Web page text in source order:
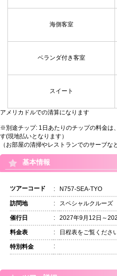
海側客室
ベランダ付き客室
スイート
アメリカドルでの清算になります
※別途チップ: 1日あたりのチップの料金は
す(現地払いとなります）
（お部屋の清掃やレストランでのサーブな
基本情報
ツアーコード : N757-SEA-TYO
訪問地 : スペシャルクルーズ
催行日 : 2027年9月12日～
料金表 : 日程表をご覧くださ
特別料金 :